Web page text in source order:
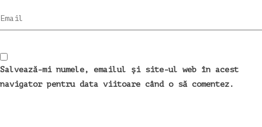
Email
Salvează-mi numele, emailul și site-ul web în acest
navigator pentru data viitoare când o să comentez.